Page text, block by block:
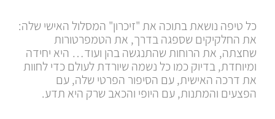
כל טיפה נושאת בתוכה את "זיכרון" המסלול האישי שלה:
את החלקיקים שספגה בדרך, את הטמפרטורות
שחצתה, את הרוחות שהתנגשה בהן ועוד… היא יחידה
ומיוחדת, בדיוק כמו כל נשמה שיורדת לעולם כדי לחוות
את דרכה האישית, עם הסיפור הפרטי שלה, עם
הפצעים והמתנות, עם היופי והכאב שרק היא תדע.